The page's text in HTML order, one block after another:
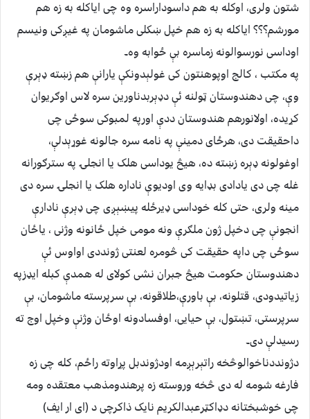
شتون ولری، اوکله به هم داسوداراسره وه چی ایاکله به زه هم
مورشم؟؟؟ ایاکله به زه هم خپل ښکلی ماشومان په غیږکی ونیسم
اوداسی نورسوالونه زماسره بې ځوابه وه۔
په مکتب ، کالج اوپوهنتون کی غولېدونکې یارانې هم زښته ډېرې
وې، چی دهندوستان ټولنه ئې دډېربدناورین سره لاس اوګریوان
کړیده، اولانورهم هندوستان ددې اورپه لمبوکی سوځی چی
داحقیقت دی، هرځای دمینې په نامه سره جالونه غوړېدلې،
اوغولونه ډېره زښته ده، هیڅ یوداسی هلک یا انجلۍ په سترګورانه
غله چی دی یادادی بډایه وی اودیوې ناداره هلک یا انجلۍ سره دی
مینه ولری، حتی کله خوداسی ډیرځله پیښېږی چی ډېرې نادارې
انجونې چی دخپل ژون ملګرې ونه مومی خپل ځانونه وژنی ، یاځان
سوځی چی داپه حقیقت کی څومره لعنتی ژونددی اواوس ئې
دهندوستان حکومت هیڅ جبران نشی کولای له همدې کبله ایډزپه
زیاتیدودی، قتلونه، بې باورې،طلاقونه، بې سرپرسته ماشومان، بې
سرپرستی، تښتول، بې حیایی، اوفسادونه اوځان وژنې وخپل اوج ته
رسیدلې دی۔
دژونددناخوالوڅخه راتېرېږمه اودژوندبل پړاوته راځم، کله چی زه
فارغه شومه له دی څخه وروسته زه پرهندومذهب معتقده ومه
چی خوشبختانه دډاکټرعبدالکریم نایک ذاکرچی د (ای ار ایف)